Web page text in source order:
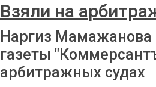
Взяли на
Наргиз Мамажанова
газеты
арбитражных судах